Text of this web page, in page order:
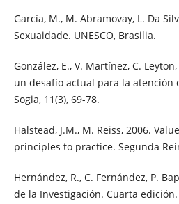
García, M., M. Abramovay, L. Da
Sexuaidade. UNESCO, Brasilia.
González, E., V. Martínez, C.
un desafío actual para la atención
Sogia, 11(3), 69-78.
Halstead, J.M., M. Reiss, 2006.
principles to practice. Segunda
Hernández, R., C. Fernández, P.
de la Investigación. Cuarta edición.